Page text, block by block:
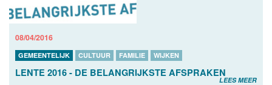
08/04/2016
GEMEENTELIJK CULTUUR FAMILIE WIJKEN
LENTE 2016 - DE BELANGRIJKSTE AFSPRAKEN
LEES MEER